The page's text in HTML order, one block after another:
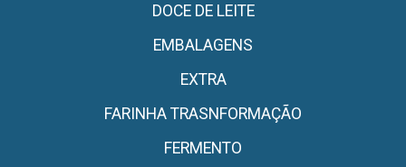
DOCE DE LEITE
EMBALAGENS
EXTRA
FARINHA TRASNFORMAÇÃO
FERMENTO